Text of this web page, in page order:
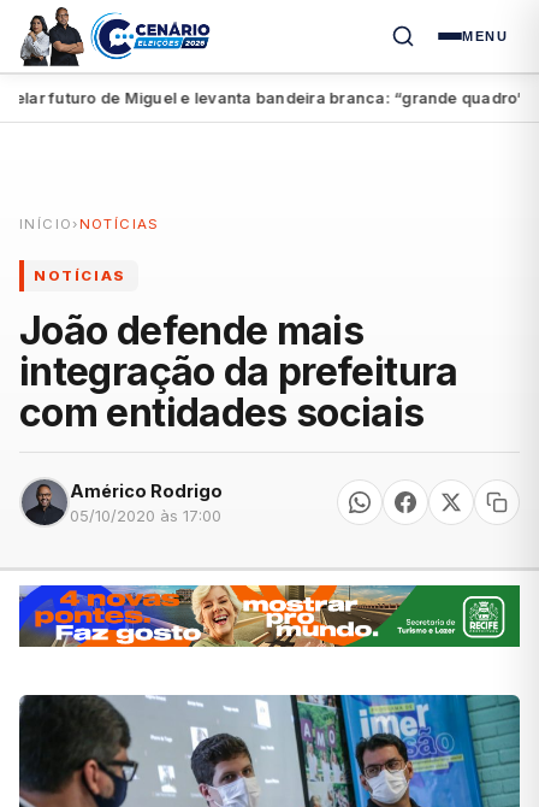
MENU
futuro de Miguel e levanta bandeira branca: “grande quadro”●
INÍCIO › NOTÍCIAS
NOTÍCIAS
João defende mais
integração da prefeitura
com entidades sociais
Américo Rodrigo
05/10/2020 às 17:00